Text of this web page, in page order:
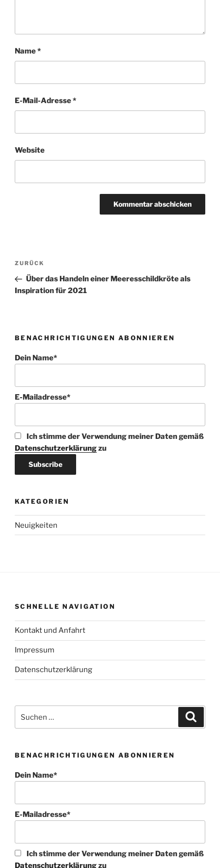
Name*
E-Mail-Adresse*
Website
Beitragsnavigation
Vorheriger
Beitrag
ZURÜCK
Über das Handeln einer Meeresschildkröte als
Inspiration für 2021
BENACHRICHTIGUNGEN ABONNIEREN
Dein Name*
E-Mailadresse*
Ich stimme der Verwendung meiner Daten gemäß
Datenschutzerklärungzu
KATEGORIEN
Neuigkeiten
SCHNELLE NAVIGATION
Kontakt und Anfahrt
Impressum
Datenschutzerklärung
nach:
BENACHRICHTIGUNGEN ABONNIEREN
Dein Name*
E-Mailadresse*
Ich stimme der Verwendung meiner Daten gemäß
Datenschutzerklärungzu